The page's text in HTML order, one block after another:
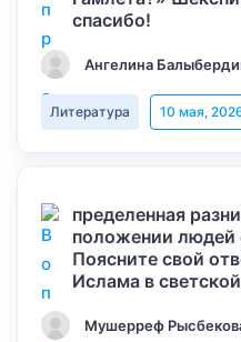
спасибо!
Ангелина
Литература 10 мая,
пределенная
положении людей
Поясните свой
Ислама в
Мушерреф